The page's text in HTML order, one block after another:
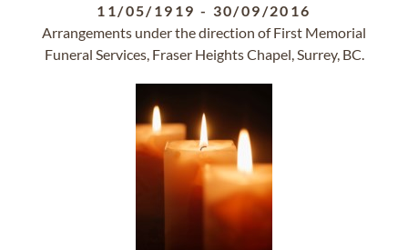
11/05/1919 - 30/09/2016
Arrangements under the direction of First Memorial
Funeral Services, Fraser Heights Chapel, Surrey, BC.